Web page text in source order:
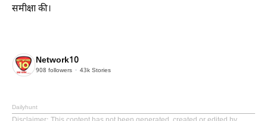
समीक्षा की।
Network10
908 followers 43k Stories
Dailyhunt